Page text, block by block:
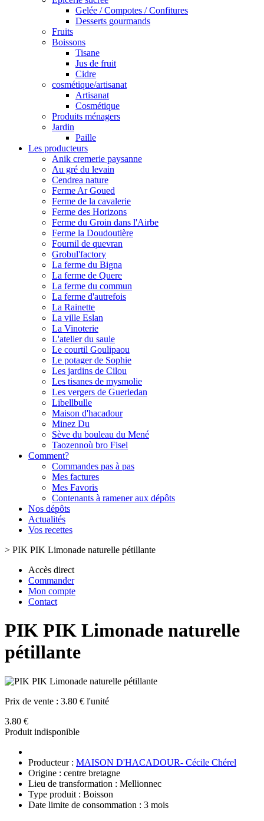
Gelée / Compotes / Confitures
Desserts gourmands
Fruits
Boissons
Tisane
Jus de fruit
Cidre
cosmétique/artisanat
Artisanat
Cosmétique
Produits ménagers
Jardin
Paille
Les producteurs
Anik cremerie paysanne
Au gré du levain
Cendrea nature
Ferme Ar Goued
Ferme de la cavalerie
Ferme des Horizons
Ferme du Groin dans l'Airbe
Ferme la Doudoutière
Fournil de quevran
Grobul'factory
La ferme du Bigna
La ferme de Quere
La ferme du commun
La ferme d'autrefois
La Rainette
La ville Eslan
La Vinoterie
L'atelier du saule
Le courtil Goulipaou
Le potager de Sophie
Les jardins de Cilou
Les tisanes de mysmolie
Les vergers de Guerledan
Libellbulle
Maison d'hacadour
Minez Du
Sève du bouleau du Mené
Taozennoù bro Fisel
Comment?
Commandes pas à pas
Mes factures
Mes Favoris
Contenants à ramener aux dépôts
Nos dépôts
Actualités
Vos recettes
> PIK PIK Limonade naturelle pétillante
Accès direct
Commander
Mon compte
Contact
PIK PIK Limonade naturelle
pétillante
Prix de vente : 3.80 € l'unité
3.80 €
Produit indisponible
Producteur : MAISON D'HACADOUR- Cécile Chérel
Origine : centre bretagne
Lieu de transformation : Mellionnec
Type produit : Boisson
Date limite de consommation : 3 mois